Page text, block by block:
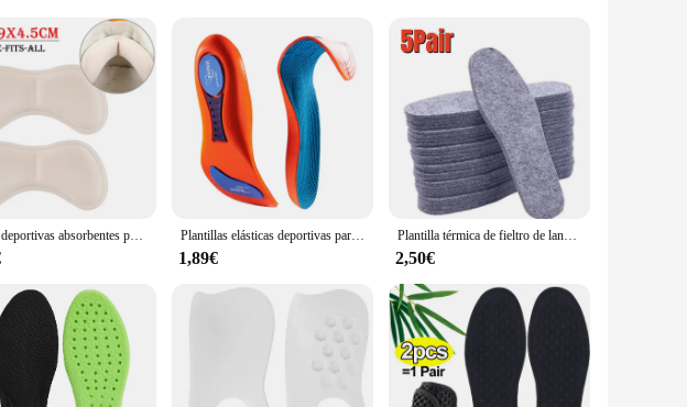
feet. The high-quality rubber material ensures durability and flexibility, allowing for a
of your feet, reducing strain and fatigue. Whether you're on your feet all day or
looking to enhance their footwear. The sets come with multiple soles, making
to upgrade your casual footwear, these plantillas offer a customizable and convenient
As a wholesale product, these plantillas are an excellent choice for vendors and
to your shoe collection but also a thoughtful gift for anyone who values comfort
your foot health and comfort.
Suelas deportivas absorbentes para el sudor, plantillas desodorantes Unisex para pies, almohadillas transpirables de bambú para zapatos con inserto de carbón para transpiración Plantillas elásticas deportivas para zapatos, tecnología de absorción de impacto, transpirables, plantillas ortopédicas para pies para correr, nuevas
1,89€
Plantilla térmica de fieltro de lana, botas gruesas y transpirables para invierno, almohadilla para zapatos, suela absorbente para el sudor, 5/10/15/20 pares
2,50€